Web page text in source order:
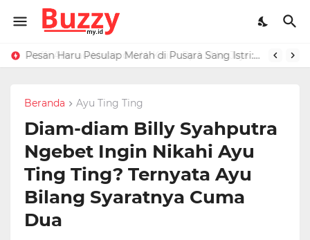
Pesan Haru Pesulap Merah di Pusara Sang Istri: Sekarang Kamu Enggak Perlu Sakit Disuntik Lagi
Raffi Ahmad Masih di LN, Kirim Rp 1 M ke Jeje Buat Korban Longsor Bandung Barat
Beranda Ayu Ting Ting
Diam-diam Billy Syahputra
Ngebet Ingin Nikahi Ayu
Ting Ting? Ternyata Ayu
Bilang Syaratnya Cuma
Dua